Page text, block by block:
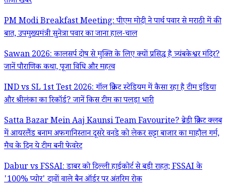
PM Modi Breakfast Meeting: पीएम मोदी ने पार्थ पवार से मराठी में की
बात, उपमुख्यमंत्री सुनेत्रा पवार का जाना हाल-चाल
Sawan 2026: कालसर्प दोष से मुक्ति के लिए क्यों प्रसिद्ध है त्र्यंबकेश्वर मंदिर?
जानें पौराणिक कथा, पूजा विधि और महत्व
IND vs SL 1st Test 2026: गॉल क्रिकेट स्टेडियम में कैसा रहा है टीम इंडिया
और श्रीलंका का रिकॉर्ड? जानें किस टीम का पलड़ा भारी
Satta Bazar Mein Aaj Kaunsi Team Favourite? ब्रेडी क्रिकेट क्लब
में आयरलैंड बनाम अफगानिस्तान दूसरे वनडे को लेकर सट्टा बाजार का माहौल गर्म,
मैच के दिन ये टीम बनी फेवरेट
Dabur vs FSSAI: डाबर को दिल्ली हाईकोर्ट से बड़ी राहत; FSSAI के
'100% प्योर' दावों वाले बैन ऑर्डर पर अंतरिम रोक